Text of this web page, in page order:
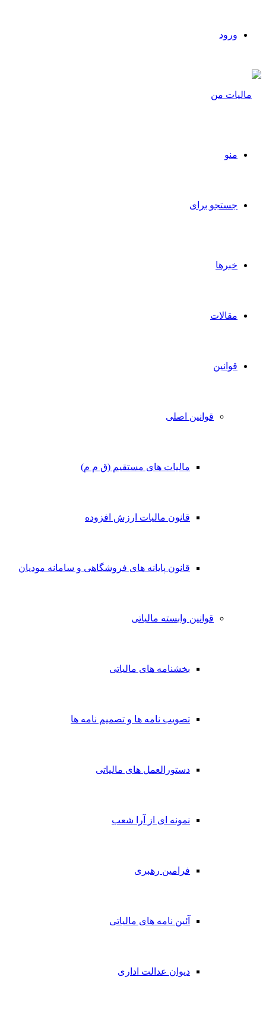
ورود
منو
جستجو برای
خبرها
مقالات
قوانین
قوانین اصلی
مالیات های مستقیم (ق م م)
قانون مالیات ارزش افزوده
قانون پایانه های فروشگاهی و سامانه مودیان
قوانین وابسته مالیاتی
بخشنامه های مالیاتی
تصویب نامه ها و تصمیم نامه ها
دستورالعمل های مالیاتی
نمونه ای از آرا شعب
فرامین رهبری
آئین نامه های مالیاتی
دیوان عدالت اداری